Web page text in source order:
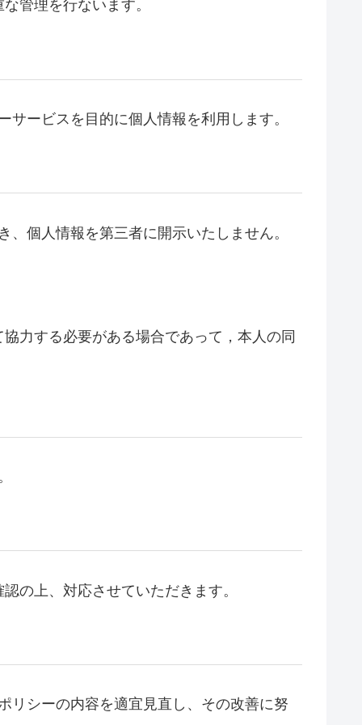
管理を行ないます。
ービスを目的に個人情報を利用します。
個人情報を第三者に開示いたしません。
力する必要がある場合であって，本人の同
の上、対応させていただきます。
リシーの内容を適宜見直し、その改善に努